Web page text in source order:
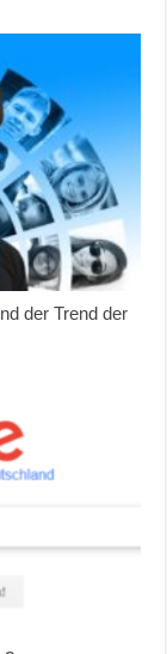
der Trend der